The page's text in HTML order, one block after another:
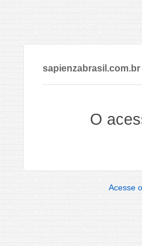
sapienzabrasil.com.br
O
Acesse